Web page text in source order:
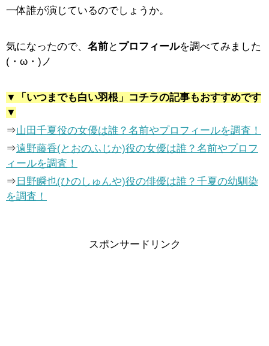
一体誰が演じているのでしょうか。
気になったので、 名前と プロフィールを調べてみました
(・ω・)ノ
▼「いつまでも白い羽根」コチラの記事もおすすめです
▼
⇒山田千夏役の女優は誰？名前やプロフィールを調査！
⇒遠野藤香(とおのふじか)役の女優は誰？名前やプロフ
ィールを調査！
⇒ 日野瞬也(ひのしゅんや)役の俳優は誰？千夏の幼馴染
を調査！
スポンサードリンク